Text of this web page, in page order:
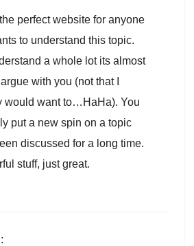
perfect website for anyone
to understand this topic.
a whole lot its almost
with you (not that I
would want to…HaHa). You
put a new spin on a topic
discussed for a long time.
stuff, just great.